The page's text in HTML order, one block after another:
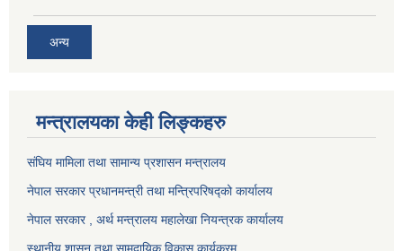
अन्य
मन्त्रालयका केही लिङ्कहरु
संघिय मामिला तथा सामान्य प्रशासन मन्त्रालय
नेपाल सरकार प्रधानमन्त्री तथा मन्त्रिपरिषद्को कार्यालय
नेपाल सरकार , अर्थ मन्त्रालय महालेखा नियन्त्रक कार्यालय